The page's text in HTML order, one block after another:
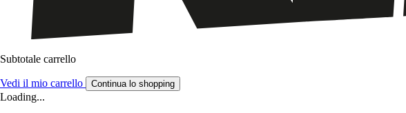
Subtotale carrello
Vedi il mio carrello Continua lo shopping
Loading...